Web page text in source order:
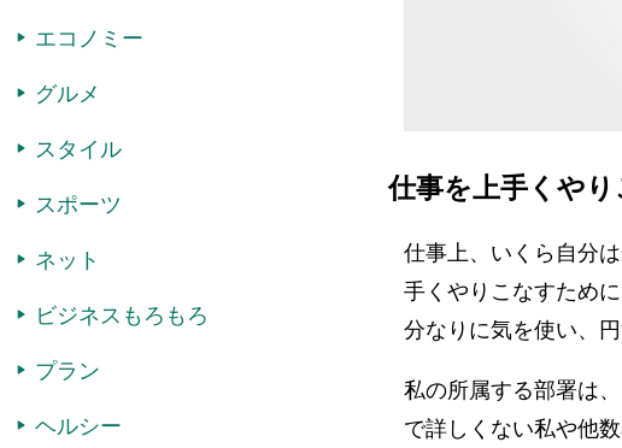
仕事を上手くや
仕事上、いくら自分
手くやりこなすため
分なりに気を使い、
私の所属する部署は
で詳しくない私や他
エコノミー
グルメ
スタイル
スポーツ
ネット
ビジネスもろもろ
プラン
ヘルシー